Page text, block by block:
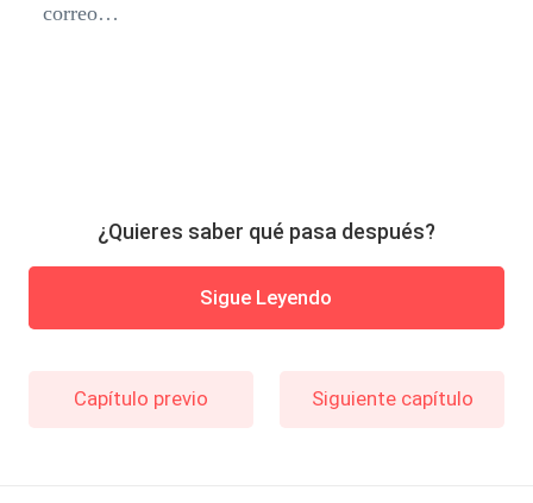
correo…
¿Quieres saber qué pasa después?
Sigue Leyendo
Capítulo previo Siguiente capítulo